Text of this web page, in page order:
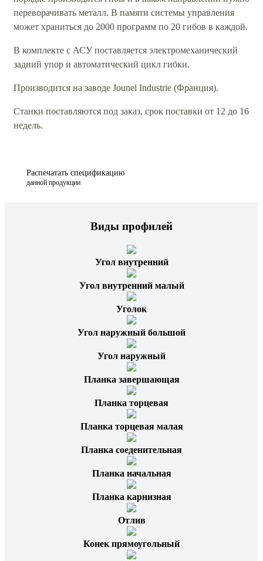
переворачивать металл. В памяти системы управления
может храниться до 2000 программ по 20 гибов в каждой.
В комплекте с АСУ поставляется электромеханический
задний упор и автоматический цикл гибки.
Производится на заводе Jounel Industrie (Франция).
Станки поставляются под заказ, срок поставки от 12 до 16
недель.
Распечатать спецификацию
данной продукции
Виды профилей
Угол внутренний
Угол внутренний малый
Уголок
Угол наружный большой
Угол наружный
Планка завершающая
Планка торцевая
Планка торцевая малая
Планка соеденительная
Планка начальная
Планка карнизная
Отлив
Конек прямоугольный